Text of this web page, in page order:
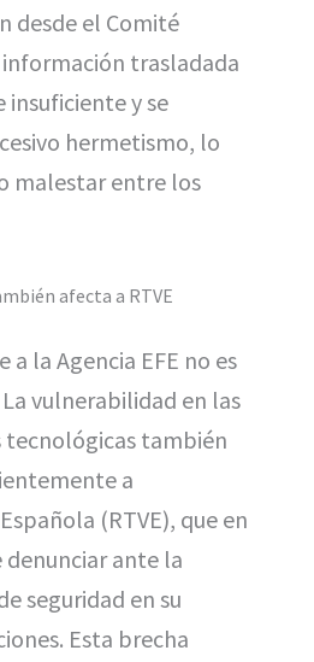
desde el Comité
trasladada
y se
hermetismo, lo
malestar entre los
afecta a RTVE
a la Agencia EFE no es
vulnerabilidad en las
también
a
(RTVE), que en
ante la
seguridad en su
Esta brecha